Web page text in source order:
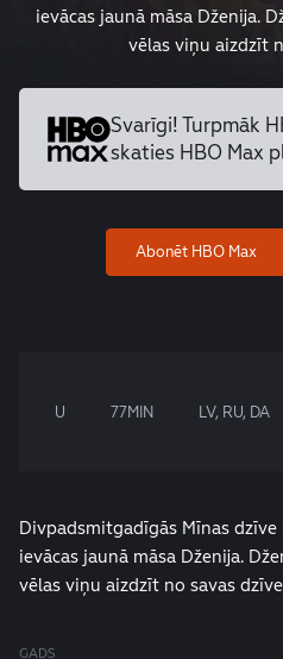
ievācas jaunā māsa Dženija.
vēlas viņu aizdzīt
Svarīgi! Turpmāk
skaties HBO Max
Abonēt HBO Max
U 77MIN LV, RU, DA
Divpadsmitgadīgās Mīnas
ievācas jaunā māsa Dženija.
vēlas viņu aizdzīt no savas
GADS